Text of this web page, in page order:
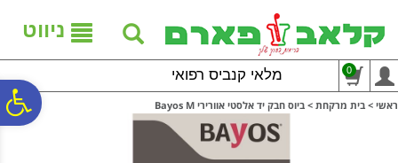
נגישות
אתר
המרכזי
ניווט
מלאי קנביס רפואי 0
ראשי > בית מרקחת > ביוס חבק יד אלסטי אוורירי Bayos M